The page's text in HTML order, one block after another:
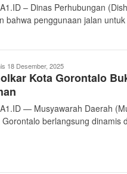
– Dinas Perhubungan
bahwa penggunaan jalan
18 Desember, 2025
Kota Gorontalo
— Musyawarah Daerah
Gorontalo berlangsung dinamis